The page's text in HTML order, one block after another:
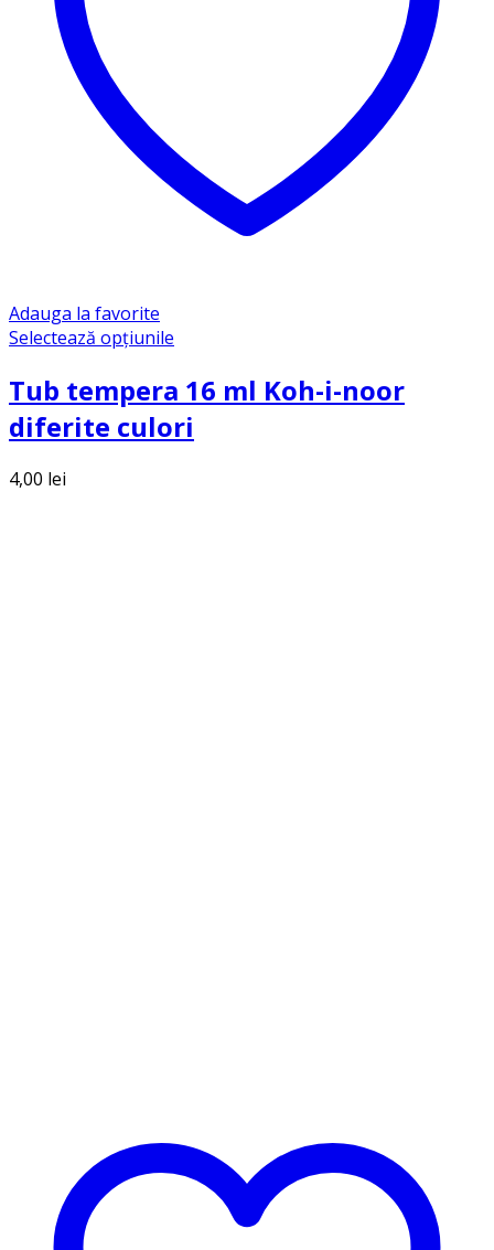
Adauga la favorite
Selectează opțiunile
Tub tempera 16 ml Koh-i-noor
diferite culori
4,00 lei